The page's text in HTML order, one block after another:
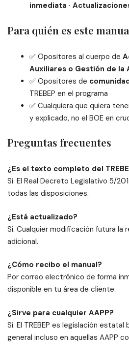
inmediata ·
Para quién es este
✅ Opositores al cuerpo de
Auxiliares o Gestión de la
✅ Opositores de
TREBEP en el programa
✅ Cualquiera que quiera
y explicado, no el BOE en
Preguntas frecuentes
¿Es el texto completo del
Sí. El Real Decreto Legislativo 5/
todas las disposiciones.
¿Está actualizado?
Sí. Cualquier modificación futura la
adicional.
¿Cómo recibo el manual?
Por correo electrónico de forma
disponible en tu área de cliente.
¿Sirve para cualquier AAPP?
Sí. El TREBEP es legislación
general incluso en aquellas AAPP